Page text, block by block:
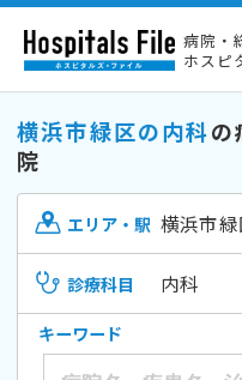
病院・
ホスピ
横浜市緑区の内科の
院
エリア・駅 横浜市緑
診療科目 内科
キーワード